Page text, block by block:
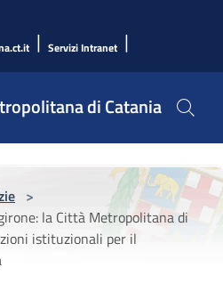
| Servizi Intranet |
di Catania
>
la Città Metropolitana di
istituzionali per il